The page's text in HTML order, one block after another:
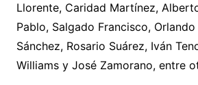
Llorente, Caridad Martínez,
Pablo, Salgado Francisco,
Sánchez, Rosario Suárez, Iván
Williams y José Zamorano, entre